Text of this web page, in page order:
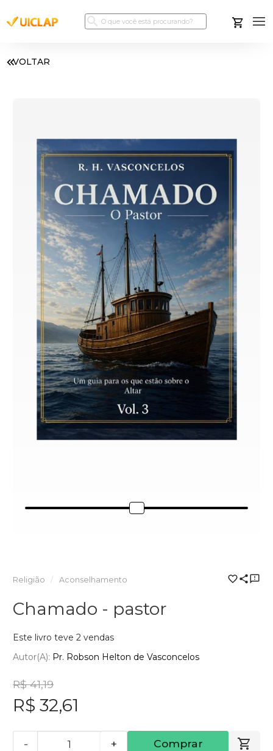
VOLTAR
Religião Aconselhamento
Chamado - pastor
Este livro teve 2 vendas
Autor(a): Pr. Robson Helton de Vasconcelos
R$ 41,19
R$ 32,61
- + Comprar